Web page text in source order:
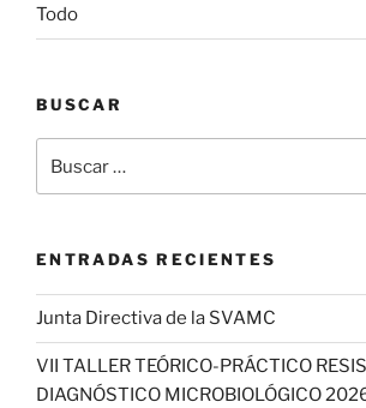
Todo
BUSCAR
por:
ENTRADAS RECIENTES
Junta Directiva de la SVAMC
VII TALLER TEÓRICO-PRÁCTICO
DIAGNÓSTICO MICROBIOLÓGICO